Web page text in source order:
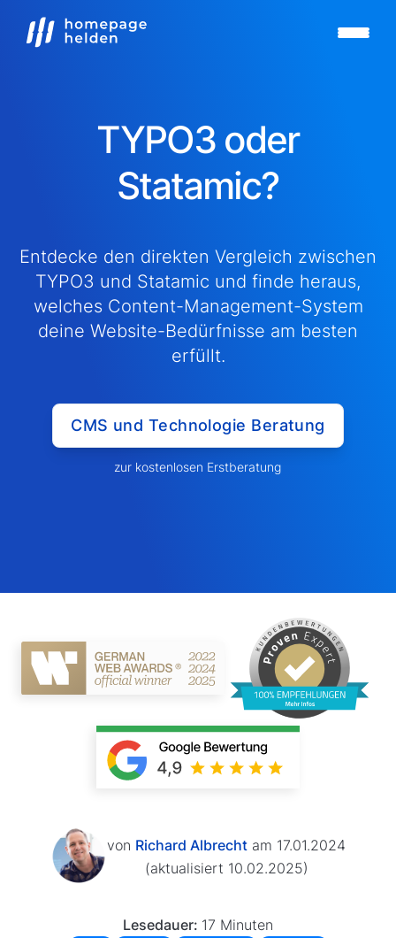
TYPO3 oder
Statamic?
Entdecke den direkten Vergleich zwischen
TYPO3 und Statamic und finde heraus,
welches Content-Management-System
deine Website-Bedürfnisse am besten
erfüllt.
CMS und Technologie Beratung
zur kostenlosen Erstberatung
von Richard Albrecht am 17.01.2024
(aktualisiert 10.02.2025)
Lesedauer: 17 Minuten